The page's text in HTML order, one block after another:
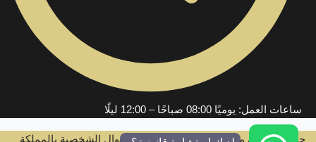
ساعات العمل: يوميًا 08:00 صباحًا – 12:00 ليلًا
جميع الحقوق محفوظة لصفوة محامين الأحوال الشخصية بالمملكة